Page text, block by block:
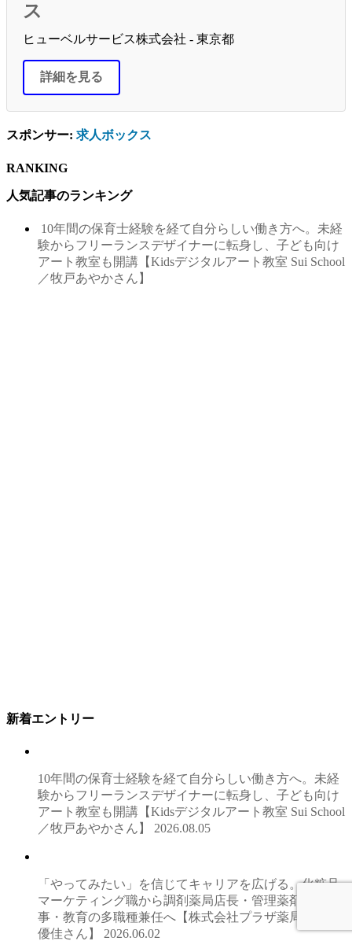
ス
ヒューベルサービス株式会社 - 東京都
詳細を見る
スポンサー: 求人ボックス
RANKING
人気記事のランキング
10年間の保育士経験を経て自分らしい働き方へ。未経
験からフリーランスデザイナーに転身し、子ども向け
アート教室も開講【Kidsデジタルアート教室 Sui School
／牧戸あやかさん】
新着エントリー
10年間の保育士経験を経て自分らしい働き方へ。未経
験からフリーランスデザイナーに転身し、子ども向け
アート教室も開講【Kidsデジタルアート教室 Sui School
／牧戸あやかさん】 2026.08.05
「やってみたい」を信じてキャリアを広げる。化粧品
マーケティング職から調剤薬局店長・管理薬剤師・人
事・教育の多職種兼任へ【株式会社プラザ薬局／藤井
優佳さん】 2026.06.02